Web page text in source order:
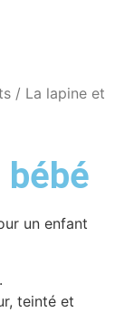
/ La lapine et
bébé
un enfant
teinté et